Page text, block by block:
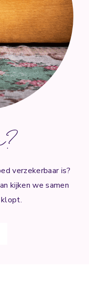
verzekerbaar is?
kijken we samen